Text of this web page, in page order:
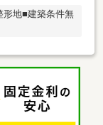
形地■建築条件無